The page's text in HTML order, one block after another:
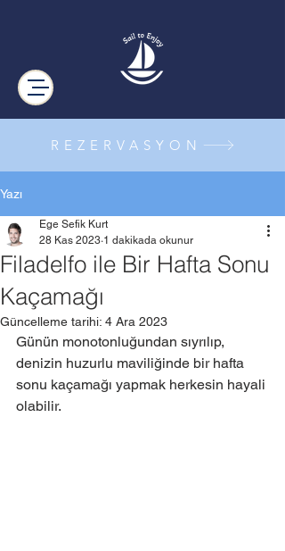
REZERVASYON
Yazı
Filadelfo ile Bir Hafta Sonu
Kaçamağı
Ege Sefik Kurt
28 Kas 2023 1 dakikada okunur
Güncelleme tarihi: 4 Ara 2023
Günün monotonluğundan sıyrılıp,
denizin huzurlu maviliğinde bir hafta
sonu kaçamağı yapmak herkesin hayali
olabilir.